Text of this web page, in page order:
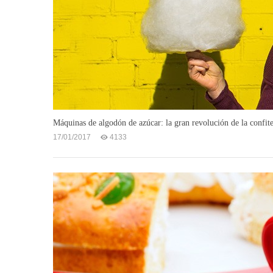
Máquinas de algodón de azúcar: la gran revolución de la
17/01/2017 4133